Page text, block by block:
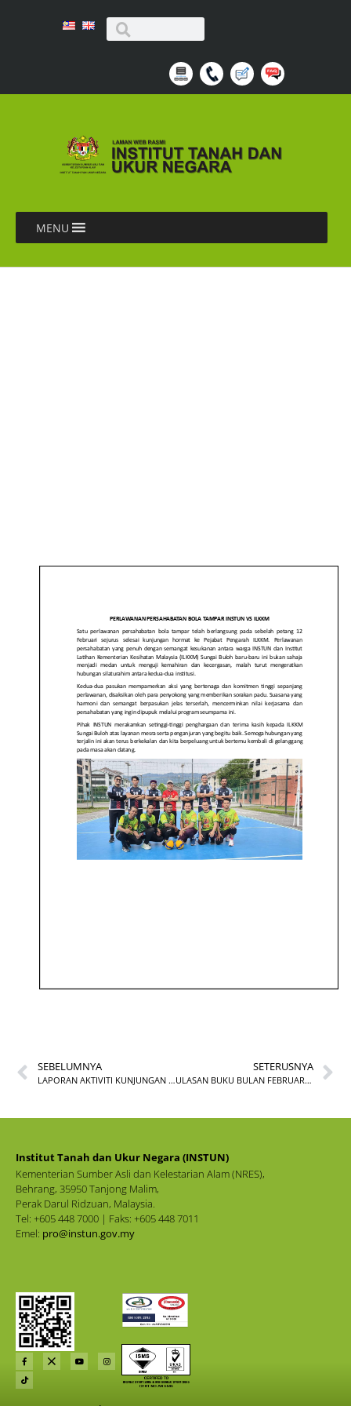
MENU
SEBELUMNYA
LAPORAN AKTIVITI KUNJUNGAN HORMAT KE PEJABAT PENGARAH INSTITUT LATIHAN KEMENTERIAN KESIHATAN MALAYSIA (ILKKM) SUNGAI BULOH
SETERUSNYA
ULASAN BUKU BULAN FEBRUARI BIL. 2/2026
Institut Tanah dan Ukur Negara (INSTUN)
Kementerian Sumber Asli dan Kelestarian Alam (NRES),
Behrang, 35950 Tanjong Malim,
Perak Darul Ridzuan, Malaysia.
Tel: +605 448 7000 | Faks: +605 448 7011
Emel: pro@instun.gov.my